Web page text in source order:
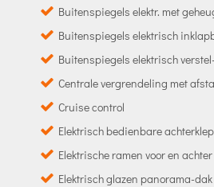
Buitenspiegels elektr. met
Buitenspiegels elektrisch
Buitenspiegels elektrisch
Centrale vergrendeling met
Cruise control
Elektrisch bedienbare achterklep
Elektrische ramen voor en achter
Elektrisch glazen panorama-dak